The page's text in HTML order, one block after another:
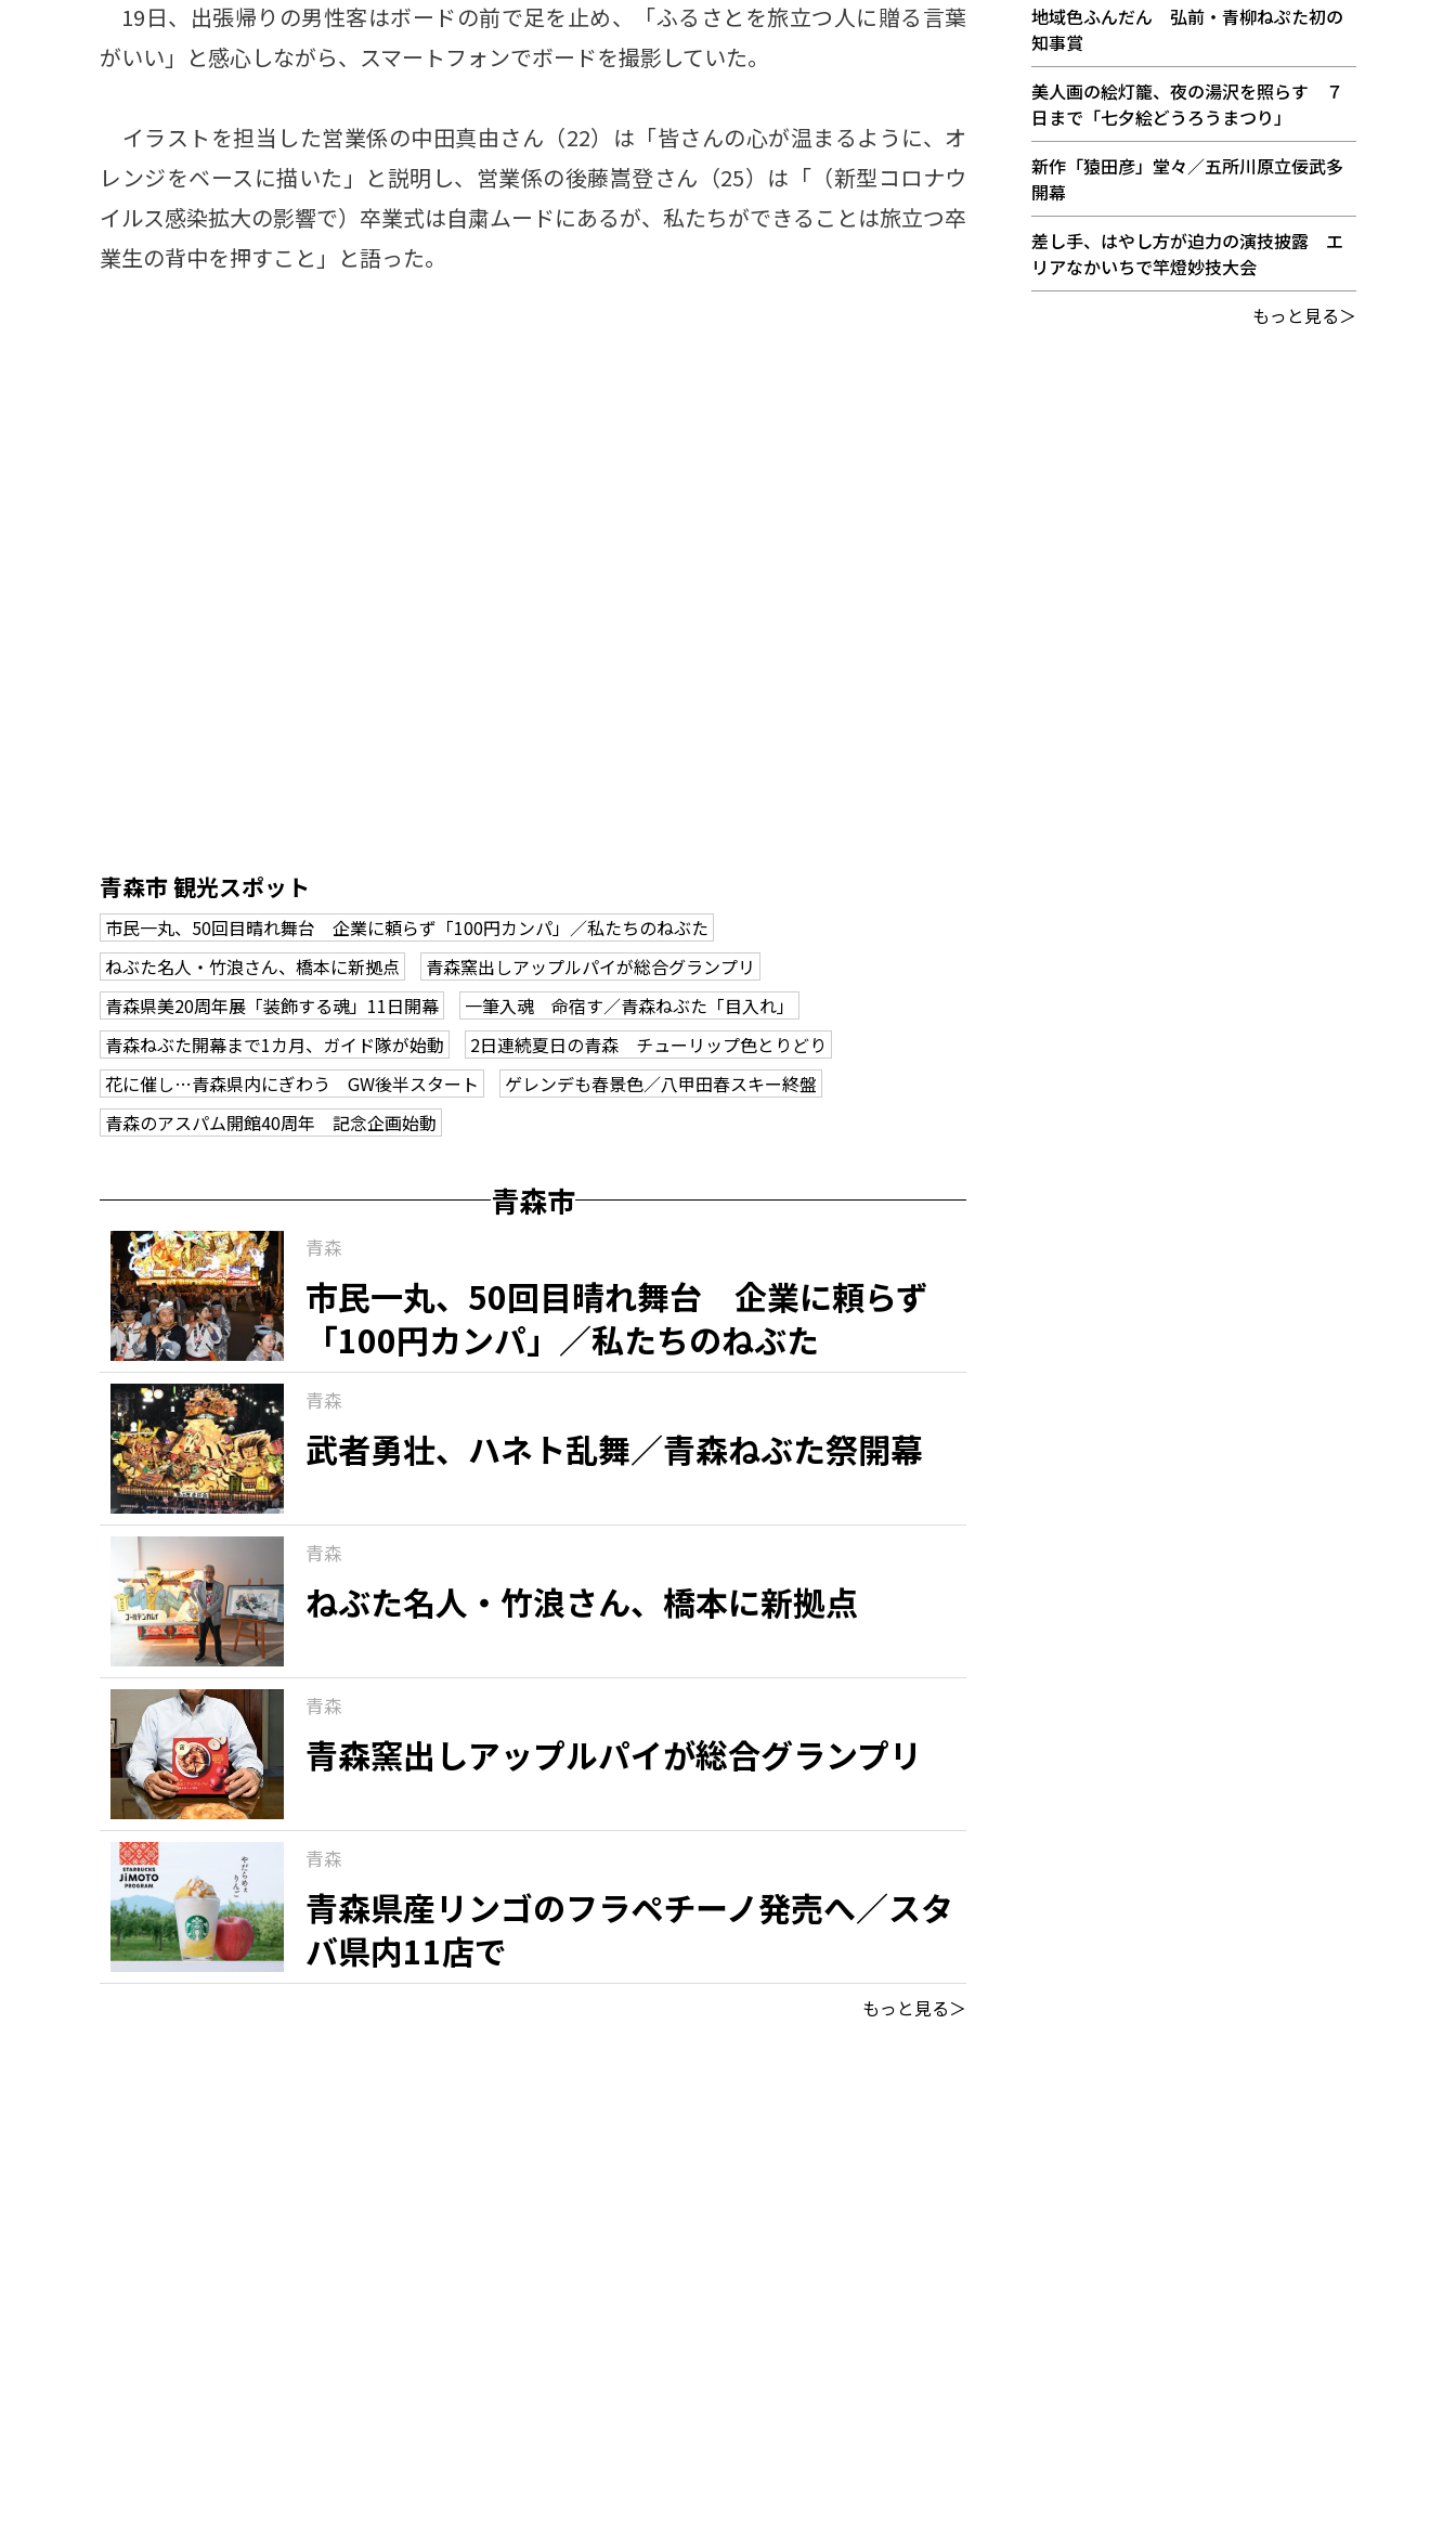
19日、出張帰りの男性客はボードの前で足を止め、「ふるさとを旅立つ人に贈る言葉
がいい」と感心しながら、スマートフォンでボードを撮影していた。
イラストを担当した営業係の中田真由さん（22）は「皆さんの心が温まるように、オ
レンジをベースに描いた」と説明し、営業係の後藤嵩登さん（25）は「（新型コロナウ
イルス感染拡大の影響で）卒業式は自粛ムードにあるが、私たちができることは旅立つ卒
業生の背中を押すこと」と語った。
青森市 観光スポット
市民一丸、50回目晴れ舞台 企業に頼らず「100円カンパ」／私たちのねぶた
ねぶた名人・竹浪さん、橋本に新拠点
青森窯出しアップルパイが総合グランプリ
青森県美20周年展「装飾する魂」11日開幕
一筆入魂 命宿す／青森ねぶた「目入れ」
青森ねぶた開幕まで1カ月、ガイド隊が始動
2日連続夏日の青森 チューリップ色とりどり
花に催し…青森県内にぎわう GW後半スタート
ゲレンデも春景色／八甲田春スキー終盤
青森のアスパム開館40周年 記念企画始動
青森市
青森
市民一丸、50回目晴れ舞台 企業に頼らず
「100円カンパ」／私たちのねぶた
青森
武者勇壮、ハネト乱舞／青森ねぶた祭開幕
青森
ねぶた名人・竹浪さん、橋本に新拠点
青森
青森窯出しアップルパイが総合グランプリ
青森
青森県産リンゴのフラペチーノ発売へ／スタ
バ県内11店で
もっと見る＞
地域色ふんだん 弘前・青柳ねぷた初の
知事賞
美人画の絵灯籠、夜の湯沢を照らす ７
日まで「七夕絵どうろうまつり」
新作「猿田彦」堂々／五所川原立佞武多
開幕
差し手、はやし方が迫力の演技披露 エ
リアなかいちで竿燈妙技大会
もっと見る＞